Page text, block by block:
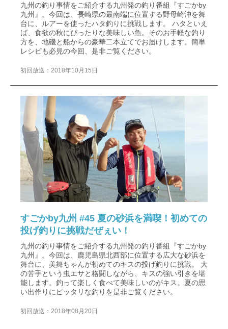
九州の釣り事情をご紹介する九州発の釣り番組『すごかby
九州』。今回は、長崎県の最南端に位置する野母崎沖を舞
台に、ルアーを使ったハタ釣りに挑戦します。 ハタといえ
ば、食欲の秋にぴったりな美味しい魚。そのお手軽な釣り
方を、地磯と船からの豪華二本立てでお届けします。簡単
レシピも必見の今回、是非ご覧ください。
初回放送：2018年10月15日
すごかby九州 #45 夏の砂浜を満喫！初めての
投げ釣りに挑戦だぜぇい！
九州の釣り事情をご紹介する九州発の釣り番組『すごかby
九州』。今回は、鹿児島県北西部に位置する広大な砂浜を
舞台に、美舞ちゃんが初めてのキスの投げ釣りに挑戦。 大
の苦手という虫エサと格闘しながら、キスの強い引きを堪
能します。釣って楽しく食べて美味しいのがキス。夏の思
い出作りにピッタリな釣りを是非ご覧ください。
初回放送：2018年08月20日